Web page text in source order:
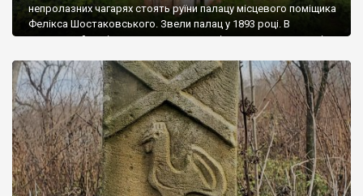
непролазних чагарях стоять руїни палацу місцевого поміщика
Фелікса Шостаковського. Звели палац у 1893 році. В
радянський період у ньому спочатку містилася школа, потім
століття тут розмістили туберкульозну лікарню. Коли із
палацу виїхала лікарня – ми точно не […]